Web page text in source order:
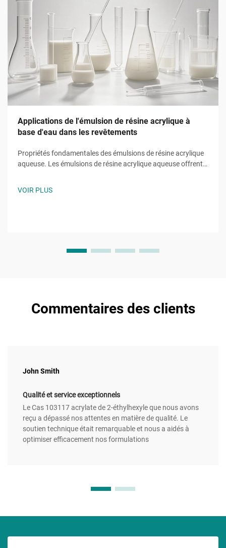
Applications de l'émulsion de résine acrylique à
base d'eau dans les revêtements
Propriétés fondamentales des émulsions de résine acrylique
aqueuse. Les émulsions de résine acrylique aqueuse offrent
VOIR PLUS
Commentaires des clients
John Smith
Qualité et service exceptionnels
Le Cas 103117 acrylate de 2-éthylhexyle que nous avons
reçu a dépassé nos attentes en matière de qualité. Le
soutien technique était remarquable et nous a aidés à
optimiser efficacement nos formulations